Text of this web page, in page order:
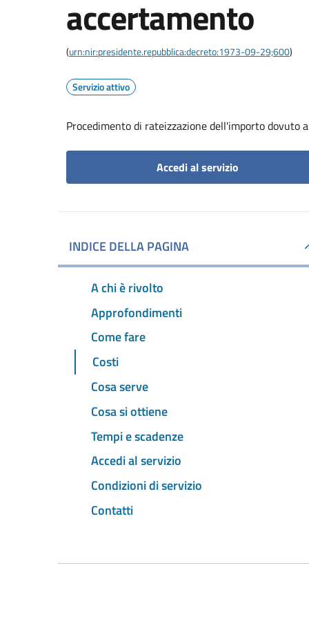
accertamento
(urn:nir:presidente.repubblica:decreto:1973-09-29;600)
Servizio attivo
Procedimento di rateizzazione dell'importo dovuto
Accedi al servizio
INDICE DELLA PAGINA
A chi è rivolto
Approfondimenti
Come fare
Costi
Cosa serve
Cosa si ottiene
Tempi e scadenze
Accedi al servizio
Condizioni di servizio
Contatti